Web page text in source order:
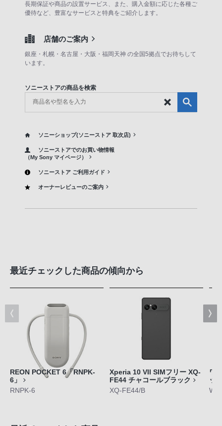
長期保証や商品の設置サービス、また、購入金額に応じた各種ご
優待など、豊富なサービスと特典をご紹介します。
店舗のご案内
銀座・札幌・名古屋・大阪・福岡天神 の全国5拠点でお待ちして
います。
ソニーストアの商品を検索
ソニーショップ(ソニーストア 取次店)
ソニーストアでのお買い物情報
（My Sony マイページ）
ソニーストア ご利用ガイド
オーナーレビューのご案内
最近チェックした商品の傾向から
REON POCKET 6「RNPK-
6」
RNPK-6
Xperia 10 VII SIMフリー XQ-
FE44 チャコールブラック
XQ-FE44/B
ワ
ッ